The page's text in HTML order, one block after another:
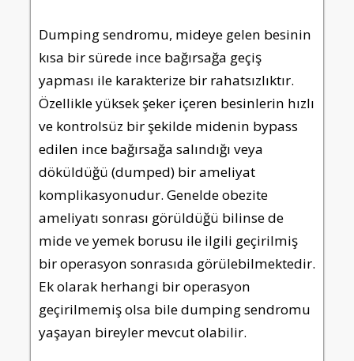
Dumping sendromu, mideye gelen besinin
kısa bir sürede ince bağırsağa geçiş
yapması ile karakterize bir rahatsızlıktır.
Özellikle yüksek şeker içeren besinlerin hızlı
ve kontrolsüz bir şekilde midenin bypass
edilen ince bağırsağa salındığı veya
döküldüğü (dumped) bir ameliyat
komplikasyonudur. Genelde obezite
ameliyatı sonrası görüldüğü bilinse de
mide ve yemek borusu ile ilgili geçirilmiş
bir operasyon sonrasıda görülebilmektedir.
Ek olarak herhangi bir operasyon
geçirilmemiş olsa bile dumping sendromu
yaşayan bireyler mevcut olabilir.